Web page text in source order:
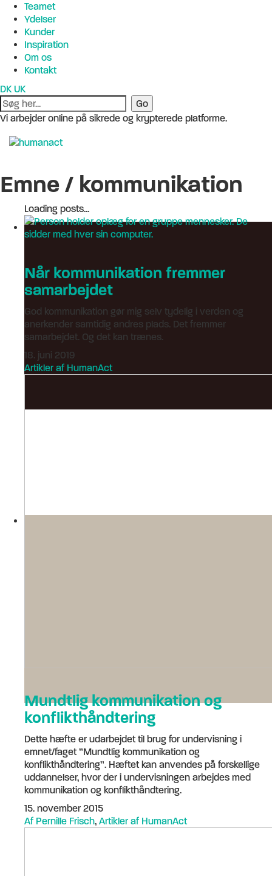
Teamet
Ydelser
Kunder
Inspiration
Om os
Kontakt
DK UK
Vi arbejder online på sikrede og krypterede platforme.
Emne / kommunikation
Loading posts...
Når kommunikation fremmer
samarbejdet
God kommunikation gør mig selv tydelig i verden og
anerkender samtidig andres plads. Det fremmer
samarbejdet. Og det kan trænes.
18. juni 2019
Artikler af HumanAct
Mundtlig kommunikation og
konflikthåndtering
Dette hæfte er udarbejdet til brug for undervisning i
emnet/faget ”Mundtlig kommunikation og
konflikthåndtering”. Hæftet kan anvendes på forskellige
uddannelser, hvor der i undervisningen arbejdes med
kommunikation og konflikthåndtering.
15. november 2015
Af Pernille Frisch, Artikler af HumanAct